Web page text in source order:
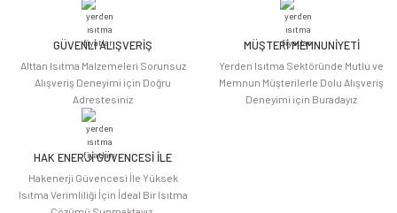
Ürün fiyatı diğer sitelerden daha pahalı.
Bu ürüne benzer farklı alternatifler olmalı.
GÜVENLİ ALIŞVERİŞ
Alttan Isıtma Malzemeleri Sorunsuz
Alışveriş Deneyimi için Doğru
Adrestesiniz
MÜŞTERİ MEMNUNİYETİ
Yerden Isıtma Sektöründe Mutlu ve
Memnun Müşterilerle Dolu Alışveriş
Deneyimi için Buradayız
HAK ENERJİ GÜVENCESİ İLE
Hakenerji Güvencesi İle Yüksek
Isıtma Verimliliği İçin İdeal Bir Isıtma